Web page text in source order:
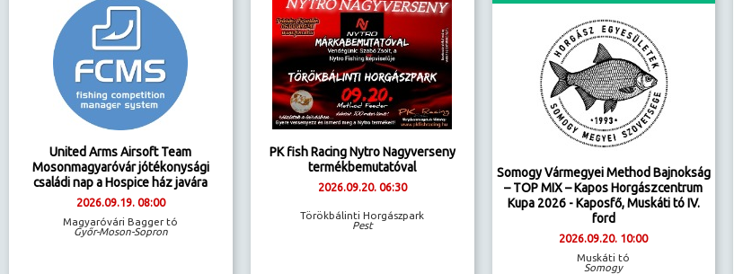
United Arms Airsoft Team
Mosonmagyaróvár jótékonysági
családi nap a Hospice ház javára
2026.09.19. 08:00
Magyaróvári Bagger tó
Győr-Moson-Sopron
PK fish Racing Nytro Nagyverseny
termékbemutatóval
2026.09.20. 06:30
Törökbálinti Horgászpark
Pest
Somogy Vármegyei Method Bajnokság
– TOP MIX – Kapos Horgászcentrum
Kupa 2026 - Kaposfő, Muskáti tó IV.
ford
2026.09.20. 10:00
Muskáti tó
Somogy